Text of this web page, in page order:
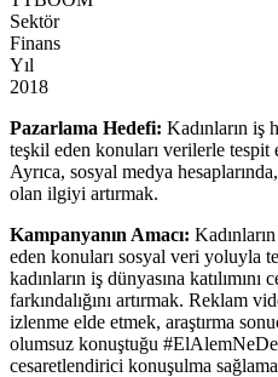
Sektör
Finans
Yıl
2018
Pazarlama Hedefi: Kadınların iş
teşkil eden konuları verilerle tespit
Ayrıca, sosyal medya
olan ilgiyi artırmak.
Kampanyanın Amacı:
eden konuları sosyal veri yoluyla
kadınların iş dünyasına
farkındalığını artırmak. Reklam
izlenme elde etmek, araştırma
olumsuz konuştuğu
cesaretlendirici konuşulma